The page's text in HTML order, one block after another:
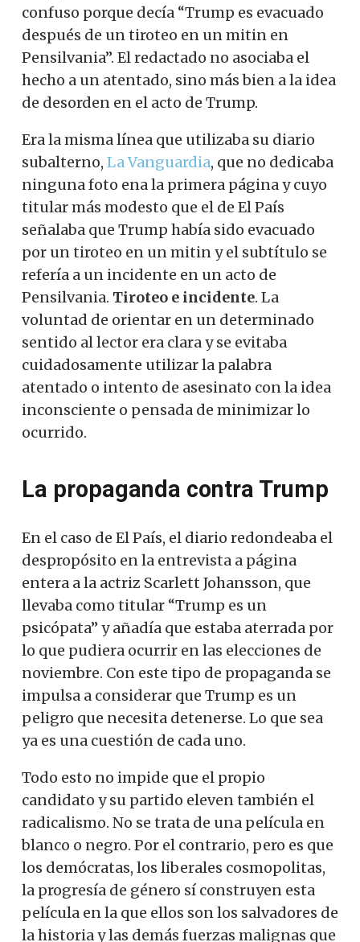
confuso porque decía “Trump es evacuado
después de un tiroteo en un mitin en
Pensilvania”. El redactado no asociaba el
hecho a un atentado, sino más bien a la idea
de desorden en el acto de Trump.
Era la misma línea que utilizaba su diario
subalterno, La Vanguardia, que no dedicaba
ninguna foto ena la primera página y cuyo
titular más modesto que el de El País
señalaba que Trump había sido evacuado
por un tiroteo en un mitin y el subtítulo se
refería a un incidente en un acto de
Pensilvania. Tiroteo e incidente. La
voluntad de orientar en un determinado
sentido al lector era clara y se evitaba
cuidadosamente utilizar la palabra
atentado o intento de asesinato con la idea
inconsciente o pensada de minimizar lo
ocurrido.
La propaganda contra Trump
En el caso de El País, el diario redondeaba el
despropósito en la entrevista a página
entera a la actriz Scarlett Johansson, que
llevaba como titular “Trump es un
psicópata” y añadía que estaba aterrada por
lo que pudiera ocurrir en las elecciones de
noviembre. Con este tipo de propaganda se
impulsa a considerar que Trump es un
peligro que necesita detenerse. Lo que sea
ya es una cuestión de cada uno.
Todo esto no impide que el propio
candidato y su partido eleven también el
radicalismo. No se trata de una película en
blanco o negro. Por el contrario, pero es que
los demócratas, los liberales cosmopolitas,
la progresía de género sí construyen esta
película en la que ellos son los salvadores de
la historia y las demás fuerzas malignas que